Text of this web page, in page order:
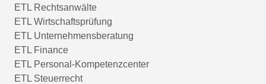
ETL Rechtsanwälte
ETL Wirtschaftsprüfung
ETL Unternehmensberatung
ETL Finance
ETL Personal-Kompetenzcenter
ETL Steuerrecht